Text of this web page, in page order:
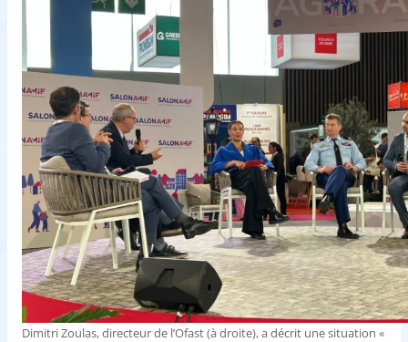
Dimitri Zoulas, directeur de l’Ofast (à droite), a décrit une situation «